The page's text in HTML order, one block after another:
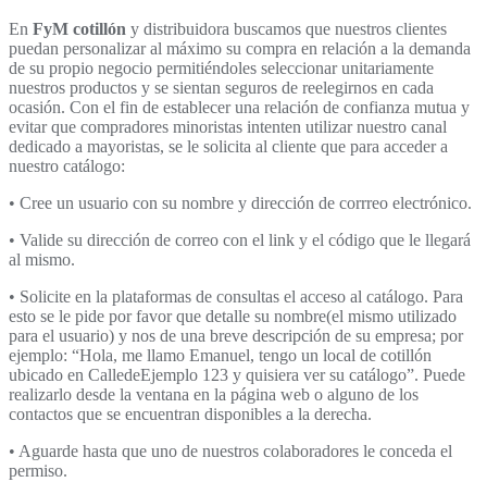
En FyM cotillón y distribuidora buscamos que nuestros clientes
puedan personalizar al máximo su compra en relación a la demanda
de su propio negocio permitiéndoles seleccionar unitariamente
nuestros productos y se sientan seguros de reelegirnos en cada
ocasión. Con el fin de establecer una relación de confianza mutua y
evitar que compradores minoristas intenten utilizar nuestro canal
dedicado a mayoristas, se le solicita al cliente que para acceder a
nuestro catálogo:
• Cree un usuario con su nombre y dirección de corrreo electrónico.
• Valide su dirección de correo con el link y el código que le llegará
al mismo.
• Solicite en la plataformas de consultas el acceso al catálogo. Para
esto se le pide por favor que detalle su nombre(el mismo utilizado
para el usuario) y nos de una breve descripción de su empresa; por
ejemplo: “Hola, me llamo Emanuel, tengo un local de cotillón
ubicado en CalledeEjemplo 123 y quisiera ver su catálogo”. Puede
realizarlo desde la ventana en la página web o alguno de los
contactos que se encuentran disponibles a la derecha.
• Aguarde hasta que uno de nuestros colaboradores le conceda el
permiso.